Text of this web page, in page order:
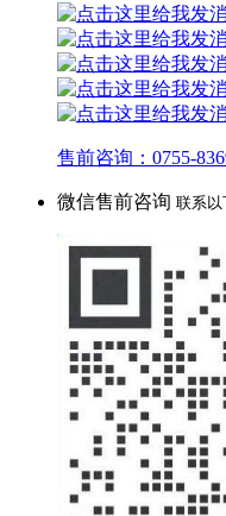
售前咨询：0755-
微信售前咨询 联系以